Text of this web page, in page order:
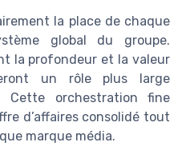
la place de chaque
global du groupe.
la profondeur et la valeur
un rôle plus large
Cette orchestration fine
d’affaires consolidé tout
marque média.